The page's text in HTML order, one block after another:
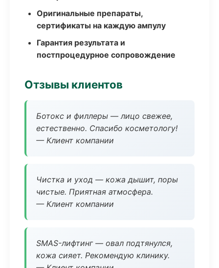
Оригинальные препараты,
сертификаты на каждую ампулу
Гарантия результата и
постпроцедурное сопровождение
Отзывы клиентов
Ботокс и филлеры — лицо свежее,
естественно. Спасибо косметологу!
— Клиент компании
Чистка и уход — кожа дышит, поры
чистые. Приятная атмосфера.
— Клиент компании
SMAS-лифтинг — овал подтянулся,
кожа сияет. Рекомендую клинику.